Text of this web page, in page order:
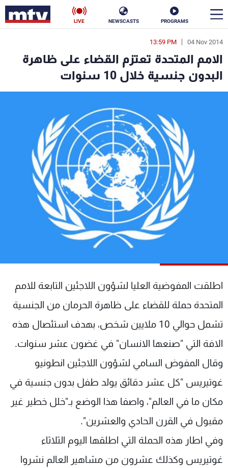
PROGRAMS
NEWSCASTS
LIVE
04 Nov 2014
13:59 PM
الامم المتحدة تعتزم القضاء على ظاهرة
البدون جنسية خلال 10 سنوات
اطلقت المفوضية العليا لشؤون اللاجئين التابعة للامم
المتحدة حملة للقضاء على ظاهرة الحرمان من الجنسية
تشمل حوالي 10 ملايين شخص، بهدف استئصال هذه
الافة التي "صنعها الانسان" في غضون عشر سنوات.
وقال المفوض السامي لشؤون اللاجئين انطونيو
غوتيريس "كل عشر دقائق يولد طفل بدون جنسية في
مكان ما في العالم"، واصفا هذا الوضع بـ"خلل خطير غير
مقبول في القرن الحادي والعشرين".
وفي اطار هذه الحملة التي اطلقها اليوم الثلاثاء
غوتيريس وكذلك عشرون من مشاهير العالم نشروا
en
الأخبار
سياسة ناس
فن
رياضة
كأس العالم
جدول البرامج
عن MTV
لاعلاناتكم
وظائف
شروط الإسـتخدام